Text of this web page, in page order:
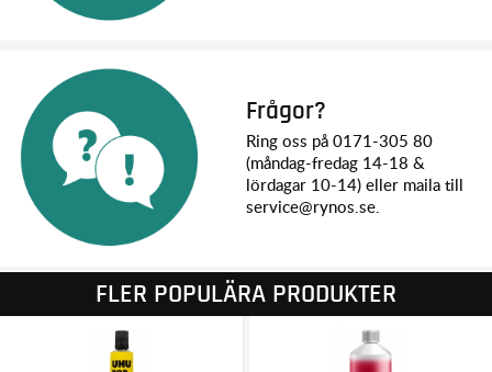
Frågor?
Ring oss på 0171-305 80
(måndag-fredag 14-18 &
lördagar 10-14) eller maila till
service@rynos.se.
FLER POPULÄRA PRODUKTER